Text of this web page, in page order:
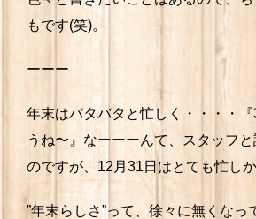
もです(笑)。
ーーー
年末はバタバタと忙しく・・・・
うね〜』なーーーんて、スタッフ
のですが、12月31日はとても忙し
”年末らしさ”って、徐々に無くなっ